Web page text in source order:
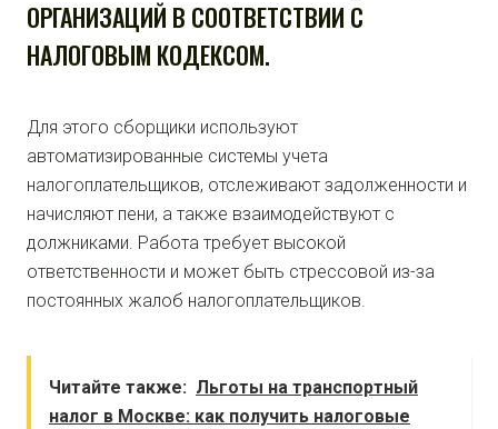
ОРГАНИЗАЦИЙ В СООТВЕТСТВИИ С
НАЛОГОВЫМ КОДЕКСОМ.
Для этого сборщики используют
автоматизированные системы учета
налогоплательщиков, отслеживают задолженности и
начисляют пени, а также взаимодействуют с
должниками. Работа требует высокой
ответственности и может быть стрессовой из-за
постоянных жалоб налогоплательщиков.
Читайте также: Льготы на транспортный
налог в Москве: как получить налоговые